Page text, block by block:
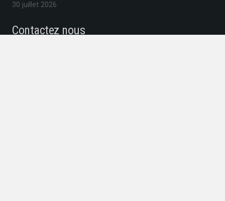
30 juillet 2026
Contactez nous